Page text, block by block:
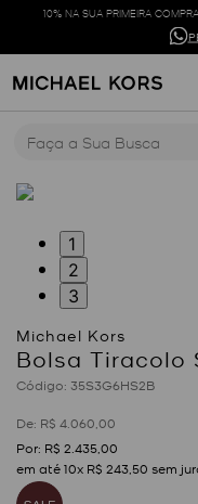
10% NA SUA PRIMEIRA
1
2
3
Bolsa Tiracolo
: 35S3G6HS2B
R$ 4060 00
R$ 2 43500
em até10x R$ 243 50 sem